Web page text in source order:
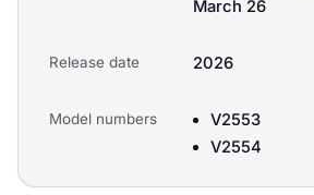
March 26
Release date 2026
Model numbers
V2553
V2554